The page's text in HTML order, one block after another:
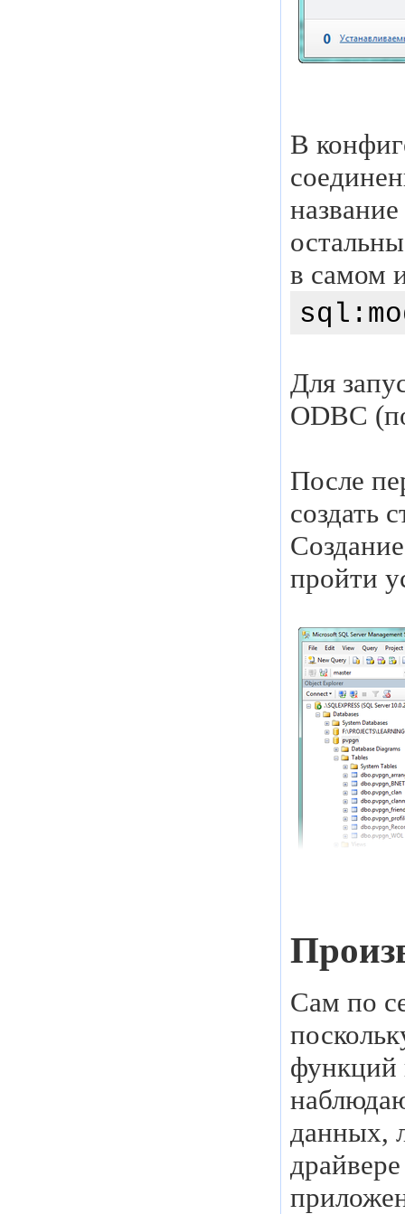
В
в самом
Для
ODBC
После
создать
пройти
Сам по
функций
данных,